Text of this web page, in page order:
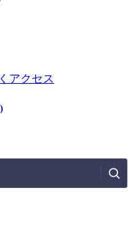
アクセス